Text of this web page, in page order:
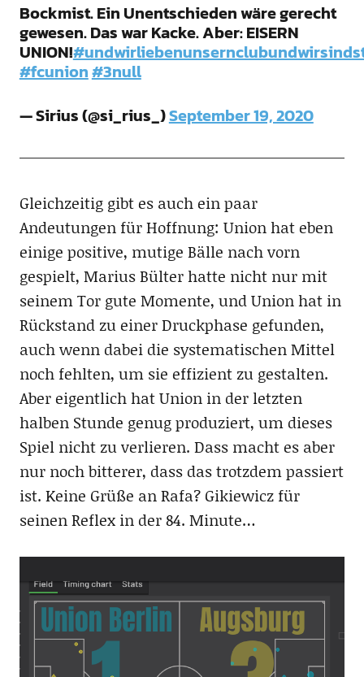
Bockmist. Ein Unentschieden wäre gerecht
gewesen. Das war Kacke. Aber: EISERN
UNION!
#fcunion#3null
— Sirius (@si_rius_)September 19, 2020
Gleichzeitig gibt es auch ein paar
Andeutungen für Hoffnung: Union hat eben
einige positive, mutige Bälle nach vorn
gespielt, Marius Bülter hatte nicht nur mit
seinem Tor gute Momente, und Union hat in
Rückstand zu einer Druckphase gefunden,
auch wenn dabei die systematischen Mittel
noch fehlten, um sie effizient zu gestalten.
Aber eigentlich hat Union in der letzten
halben Stunde genug produziert, um dieses
Spiel nicht zu verlieren. Dass macht es aber
nur noch bitterer, dass das trotzdem passiert
ist. Keine Grüße an Rafa? Gikiewicz für
seinen Reflex in der 84. Minute…